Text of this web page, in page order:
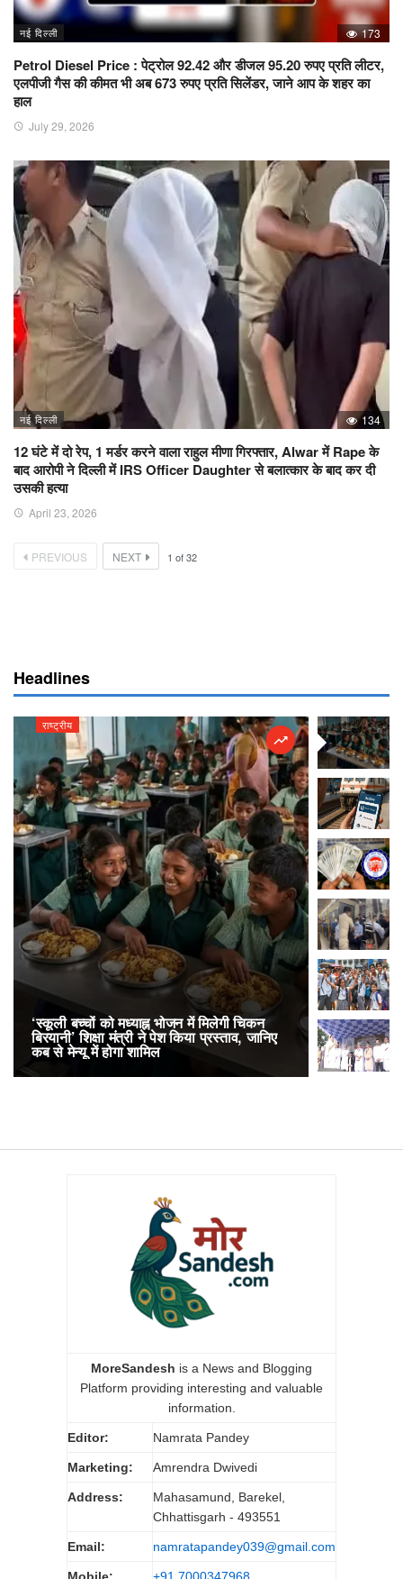
नई दिल्ली 173
Petrol Diesel Price : पेट्रोल 92.42 और डीजल 95.20 रुपए प्रति लीटर,
एलपीजी गैस की कीमत भी अब 673 रुपए प्रति सिलेंडर, जाने आप के शहर का
हाल
July 29, 2026
नई दिल्ली 134
12 घंटे में दो रेप, 1 मर्डर करने वाला राहुल मीणा गिरफ्तार, Alwar में Rape के
बाद आरोपी ने दिल्ली में IRS Officer Daughter से बलात्कार के बाद कर दी
उसकी हत्या
April 23, 2026
PREVIOUS NEXT 1 of32
Headlines
राष्ट्रीय
‘स्कूली बच्चों को मध्याह्न भोजन में मिलेगी चिकन
बिरयानी’ शिक्षा मंत्री ने पेश किया प्रस्ताव, जानिए
कब से मेन्यू में होगा शामिल
राष्ट्रीय
RailOne
लोकप्रिय,
अनारक्षित
MoreSandesh is a News and Blogging
Platform providing interesting and valuable
information.
Editor: Namrata Pandey
Marketing: Amrendra Dwivedi
Address:
Mahasamund, Barekel,
Chhattisgarh - 493551
Email: namratapandey039@gmail.com